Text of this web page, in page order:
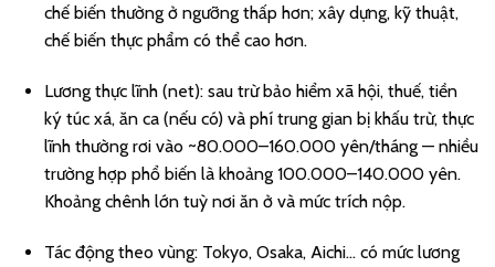
chế biến thường ở ngưỡng thấp hơn; xây dựng, kỹ thuật,
chế biến thực phẩm có thể cao hơn.
Lương thực lĩnh (net): sau trừ bảo hiểm xã hội, thuế, tiền
ký túc xá, ăn ca (nếu có) và phí trung gian bị khấu trừ, thực
lĩnh thường rơi vào ~80.000–160.000 yên/tháng — nhiều
trường hợp phổ biến là khoảng 100.000–140.000 yên.
Khoảng chênh lớn tuỳ nơi ăn ở và mức trích nộp.
Tác động theo vùng: Tokyo, Osaka, Aichi… có mức lương